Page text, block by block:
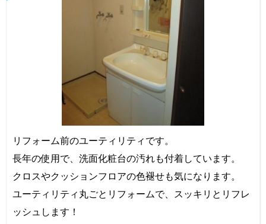
リフォーム前のユーティリティです。
長年の使用で、洗面化粧台の汚れも付着しています。
クロスやクッションフロアの色褪せも気になります。
ユーティリティ丸ごとリフォームで、スッキリとリフレ
ッシュします！